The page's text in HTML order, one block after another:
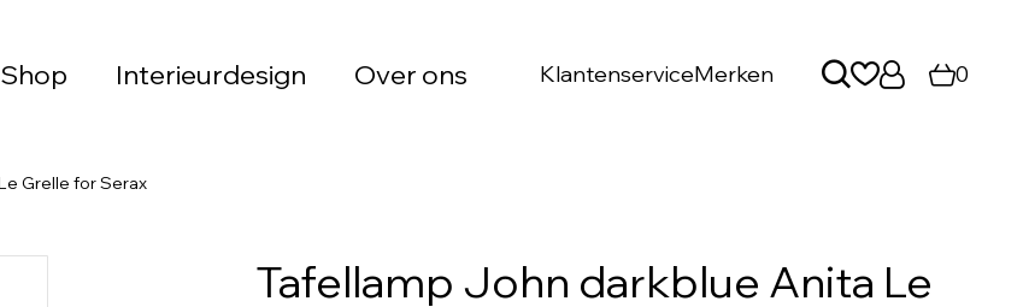
Shop Interieurdesign Over ons KlantenserviceMerken 0
Grelle for Serax
Tafellamp John darkblue Anita Le